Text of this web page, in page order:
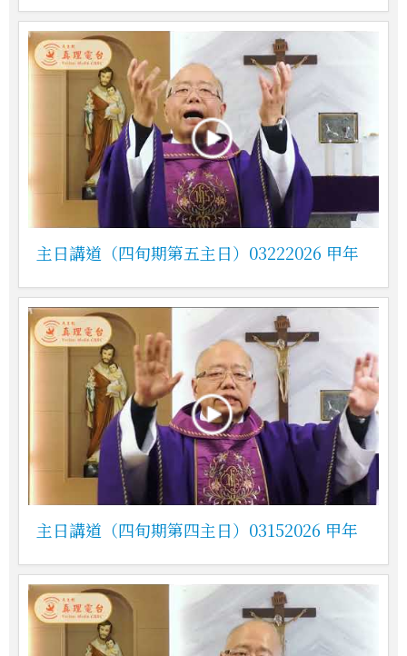
主日講道（四旬期第五主日）03222026 甲年
主日講道（四旬期第四主日）03152026 甲年